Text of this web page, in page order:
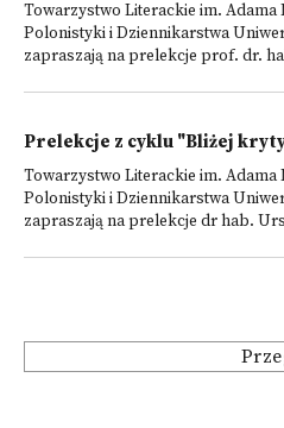
Towarzystwo Literackie im.
Polonistyki i Dziennikarstwa
zapraszają na prelekcje prof. dr.
Prelekcje z cyklu "Bliżej
Towarzystwo Literackie im.
Polonistyki i Dziennikarstwa
zapraszają na prelekcje dr hab.